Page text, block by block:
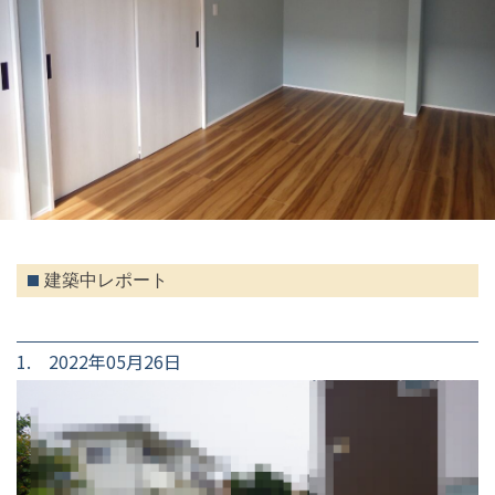
建築中レポート
1. 2022年05月26日